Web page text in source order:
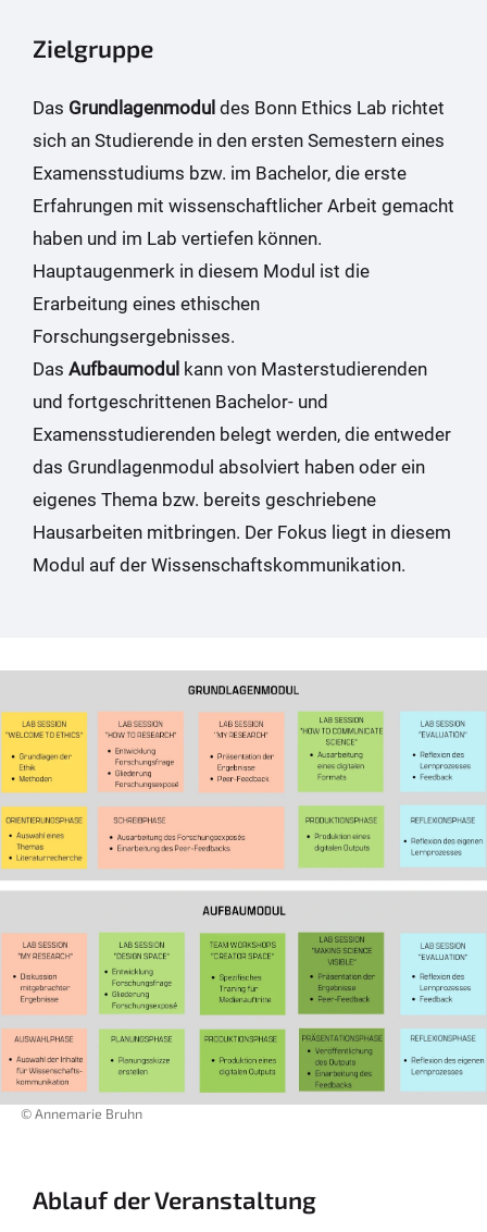
Zielgruppe
Das Grundlagenmodul des Bonn Ethics Lab richtet
sich an Studierende in den ersten Semestern eines
Examensstudiums bzw. im Bachelor, die erste
Erfahrungen mit wissenschaftlicher Arbeit gemacht
haben und im Lab vertiefen können.
Hauptaugenmerk in diesem Modul ist die
Erarbeitung eines ethischen
Forschungsergebnisses.
Das Aufbaumodul kann von Masterstudierenden
und fortgeschrittenen Bachelor- und
Examensstudierenden belegt werden, die entweder
das Grundlagenmodul absolviert haben oder ein
eigenes Thema bzw. bereits geschriebene
Hausarbeiten mitbringen. Der Fokus liegt in diesem
Modul auf der Wissenschaftskommunikation.
Ablauf der Veranstaltung
© Annemarie Bruhn